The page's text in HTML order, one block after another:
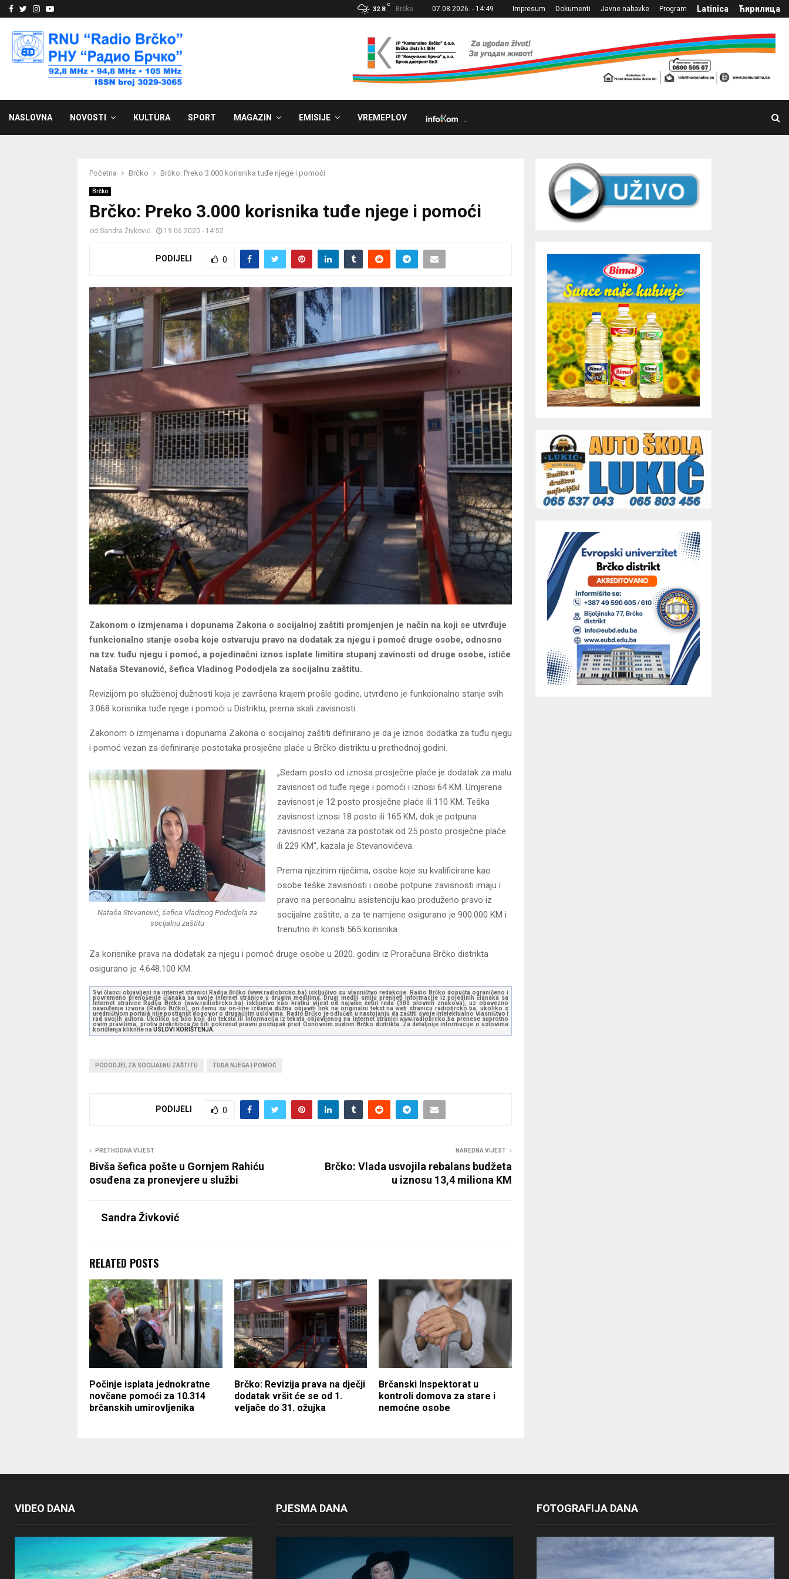
Facebook
Twitter
Instagram
Youtube 32.8
C
Brčko 07.08.2026. - 14:49 Impresum Dokumenti Javne nabavke Program Latinica Ћирилица
NASLOVNA NOVOSTI KULTURA SPORT MAGAZIN EMISIJE VREMEPLOV
Početna Brčko Brčko: Preko 3.000 korisnika tuđe njege i pomoći
Brčko
Brčko: Preko 3.000 korisnika tuđe njege i pomoći
od Sandra Živković 19.06.2020 - 14:52
PODIJELI 0
Zakonom o izmjenama i dopunama Zakona o socijalnoj zaštiti promjenjen je način na koji se utvrđuje
funkcionalno stanje osoba koje ostvaruju pravo na dodatak za njegu i pomoć druge osobe, odnosno
na tzv. tuđu njegu i pomoć, a pojedinačni iznos isplate limitira stupanj zavinosti od druge osobe, ističe
Nataša Stevanović, šefica Vladinog Pododjela za socijalnu zaštitu.
Revizijom po službenoj dužnosti koja je završena krajem prošle godine, utvrđeno je funkcionalno stanje svih
3.068 korisnika tuđe njege i pomoći u Distriktu, prema skali zavisnosti.
Zakonom o izmjenama i dopunama Zakona o socijalnoj zaštiti definirano je da je iznos dodatka za tuđu njegu
i pomoć vezan za definiranje postotaka prosječne plaće u Brčko distriktu u prethodnoj godini.
Nataša Stevanović, šefica Vladinog Pododjela za
socijalnu zaštitu
„Sedam posto od iznosa prosječne plaće je dodatak za malu
zavisnost od tuđe njege i pomoći i iznosi 64 KM. Umjerena
zavisnost je 12 posto prosječne plaće ili 110 KM. Teška
zavisnost iznosi 18 posto ili 165 KM, dok je potpuna
zavisnost vezana za postotak od 25 posto prosječne plaće
ili 229 KM“, kazala je Stevanovićeva.
Prema njezinim riječima, osobe koje su kvalificirane kao
osobe teške zavisnosti i osobe potpune zavisnosti imaju i
pravo na personalnu asistenciju kao produženo pravo iz
socijalne zaštite, a za te namjene osigurano je 900.000 KM i
trenutno ih koristi 565 korisnika.
Za korisnike prava na dodatak za njegu i pomoć druge osobe u 2020. godini iz Proračuna Brčko distrikta
osigurano je 4.648.100 KM.
Svi članci objavljeni na internet stranici Radija Brčko (www.radiobrcko.ba) isključivo su vlasništvo redakcije. Radio Brčko dopušta ograničeno i
povremeno prenošenje članaka sa svoje internet stranice u drugim medijima. Drugi mediji smiju prenijeti informacije iz pojedinih članaka sa
Internet stranice Radija Brčko (www.radiobrcko.ba) isključivo kao kratku vijest od najviše četiri reda (300 slovnih znakova), uz obavezno
navođenje izvora (Radio Brčko), pri čemu su on-line izdanja dužna objaviti link na originalni tekst na web stranicu radiobrcko.ba, ukoliko s
uredništvom portala nije postignut dogovor o drugačijim uslovima. Radio Brčko je odlučan u nastojanju da zaštiti svoje intelektualno vlasništvo i
rad svojih autora. Ukoliko se bilo koji dio teksta ili informacija iz teksta objavljenog na internet stranici www.radiobrcko.ba prenese suprotno
ovim pravilima, protiv prekršioca će biti pokrenut pravni postupak pred Osnovnim sudom Brčko distrikta. Za detaljnije informacije o uslovima
korištenja kliknite na USLOVI KORIŠTENJA.
PODODJEL ZA SOCIJALNU ZAŠTITU TUĐA NJEGA I POMOĆ
PODIJELI 0
PRETHODNA VIJEST
Bivša šefica pošte u Gornjem Rahiću
osuđena za pronevjere u službi
NAREDNA VIJEST
Brčko: Vlada usvojila rebalans budžeta
u iznosu 13,4 miliona KM
Sandra Živković
RELATED POSTS
Počinje isplata jednokratne
novčane pomoći za 10.314
brčanskih umirovljenika
Brčko: Revizija prava na dječji
dodatak vršit će se od 1.
veljače do 31. ožujka
Brčanski Inspektorat u
kontroli domova za stare i
nemoćne osobe
VIDEO DANA PJESMA DANA FOTOGRAFIJA DANA